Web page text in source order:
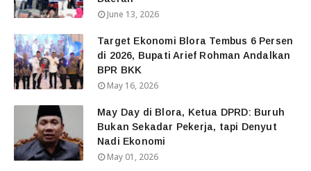
June 13, 2026
Target Ekonomi Blora Tembus 6 Persen
di 2026, Bupati Arief Rohman Andalkan
BPR BKK
May 16, 2026
May Day di Blora, Ketua DPRD: Buruh
Bukan Sekadar Pekerja, tapi Denyut
Nadi Ekonomi
May 01, 2026